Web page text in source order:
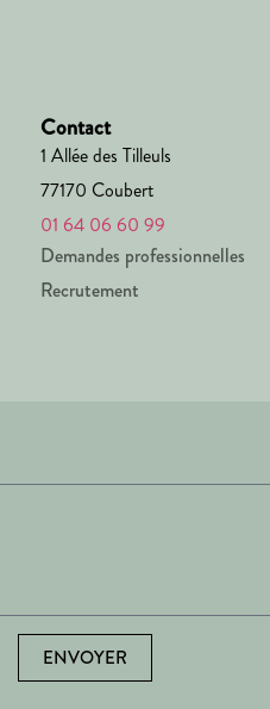
Contact
1 Allée des Tilleuls
77170 Coubert
01 64 06 60 99
Demandes professionnelles
Recrutement
ENVOYER